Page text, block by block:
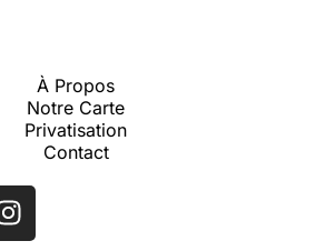
À Propos
Notre Carte
Privatisation
Contact